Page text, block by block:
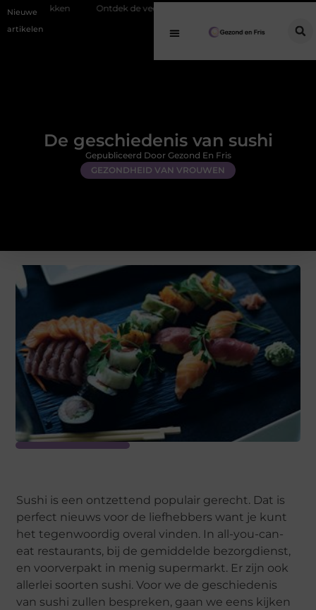
Nieuwe
artikelen
Ontdek de veelzijdigheid van eucalyptusolie in een geurverspreider
De geschiedenis van sushi
GEZONDHEID VAN VROUWEN
Gepubliceerd Door Gezond En Fris
Sushi is een ontzettend populair gerecht. Dat is
perfect nieuws voor de liefhebbers want je kunt
het tegenwoordig overal vinden. In all-you-can-
eat restaurants, bij de gemiddelde bezorgdienst,
en voorverpakt in menig supermarkt. Er zijn ook
allerlei soorten sushi. Voor we de geschiedenis
van sushi zullen bespreken, gaan we eens kijken